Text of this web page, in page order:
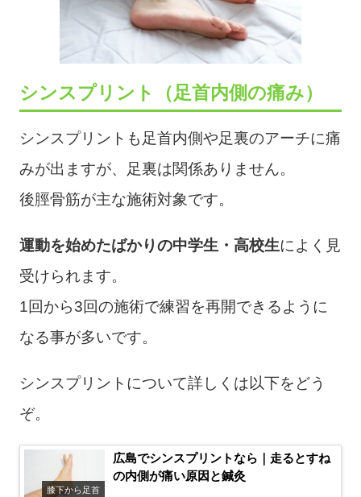
シンスプリント（足首内側の痛み）
シンスプリントも足首内側や足裏のアーチに痛
みが出ますが、足裏は関係ありません。
後脛骨筋が主な施術対象です。
運動を始めたばかりの中学生・高校生によく見
受けられます。
1回から3回の施術で練習を再開できるように
なる事が多いです。
シンスプリントについて詳しくは以下をどう
ぞ。
膝下から足首
広島でシンスプリントなら｜走るとすね
の内側が痛い原因と鍼灸